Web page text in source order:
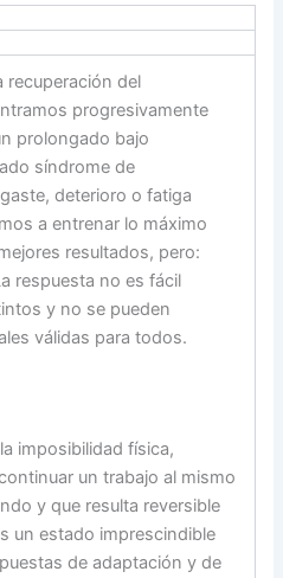
recuperación del
progresivamente
prolongado bajo
síndrome de
deterioro o fatiga
a entrenar lo máximo
resultados, pero:
respuesta no es fácil
y no se pueden
válidas para todos.
imposibilidad física,
un trabajo al mismo
y que resulta reversible
un estado imprescindible
de adaptación y de